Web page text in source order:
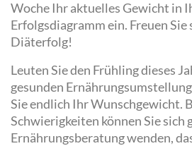
Woche Ihr aktuelles Gewicht in
Erfolgsdiagramm ein. Freuen Sie
Diäterfolg!
Leuten Sie den Frühling dieses
gesunden
Sie endlich Ihr Wunschgewicht.
Schwierigkeiten können Sie sich
Ernährungsberatung wenden,